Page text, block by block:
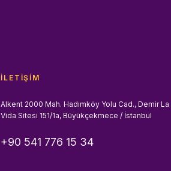
İLETIŞIM
Alkent 2000 Mah. Hadımköy Yolu Cad., Demir La
Vida Sitesi 151/1a, Büyükçekmece / İstanbul
+90 541 776 15 34